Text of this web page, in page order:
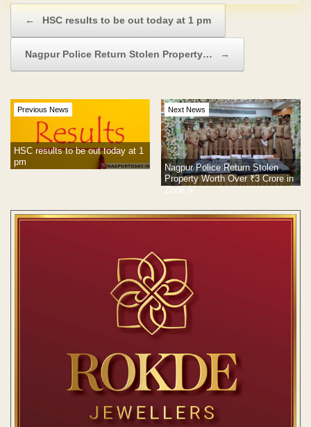
← HSC results to be out today at 1 pm
Nagpur Police Return Stolen Property… →
Previous News
HSC results to be out today at 1
pm
Next News
Nagpur Police Return Stolen
Property Worth Over ₹3 Crore in
Zone 5